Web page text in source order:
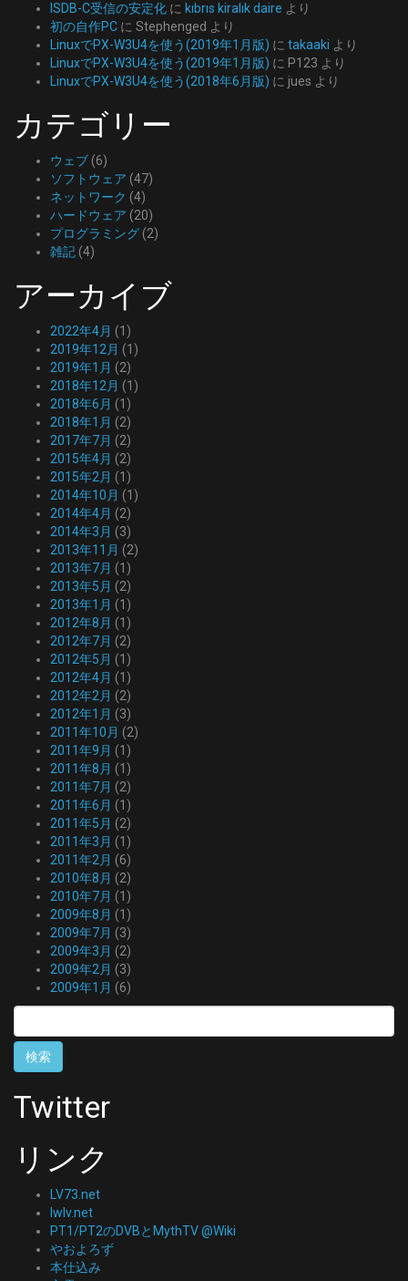
ISDB-C受信の安定化 に kıbrıs kiralık daire より
初の自作PC に Stephenged より
LinuxでPX-W3U4を使う(2019年1月版) に takaaki より
LinuxでPX-W3U4を使う(2019年1月版) に P123 より
LinuxでPX-W3U4を使う(2018年6月版) に jues より
カテゴリー
ウェブ (6)
ソフトウェア (47)
ネットワーク (4)
ハードウェア (20)
プログラミング (2)
雑記 (4)
アーカイブ
2022年4月 (1)
2019年12月 (1)
2019年1月 (2)
2018年12月 (1)
2018年6月 (1)
2018年1月 (2)
2017年7月 (2)
2015年4月 (2)
2015年2月 (1)
2014年10月 (1)
2014年4月 (2)
2014年3月 (3)
2013年11月 (2)
2013年7月 (1)
2013年5月 (2)
2013年1月 (1)
2012年8月 (1)
2012年7月 (2)
2012年5月 (1)
2012年4月 (1)
2012年2月 (2)
2012年1月 (3)
2011年10月 (2)
2011年9月 (1)
2011年8月 (1)
2011年7月 (2)
2011年6月 (1)
2011年5月 (2)
2011年3月 (1)
2011年2月 (6)
2010年8月 (2)
2010年7月 (1)
2009年8月 (1)
2009年7月 (3)
2009年3月 (2)
2009年2月 (3)
2009年1月 (6)
索:
Twitter
リンク
LV73.net
lwlv.net
PT1/PT2のDVBとMythTV @Wiki
やおよろず
本仕込み